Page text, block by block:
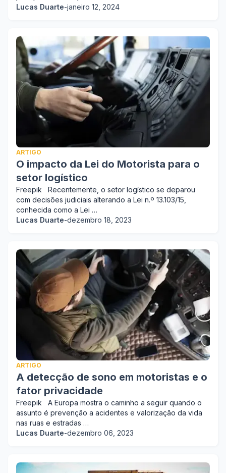
Lucas Duarte-janeiro 12, 2024
ARTIGO
O impacto da Lei do Motorista para o
setor logístico
Freepik Recentemente, o setor logístico se deparou
com decisões judiciais alterando a Lei n.º 13.103/15,
conhecida como a Lei …
Lucas Duarte-dezembro 18, 2023
ARTIGO
A detecção de sono em motoristas e o
fator privacidade
Freepik A Europa mostra o caminho a seguir quando o
assunto é prevenção a acidentes e valorização da vida
nas ruas e estradas …
Lucas Duarte-dezembro 06, 2023